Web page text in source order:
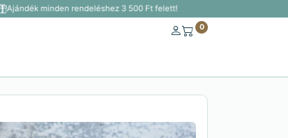
Ajándék minden rendeléshez 3 500 Ft felett!
0